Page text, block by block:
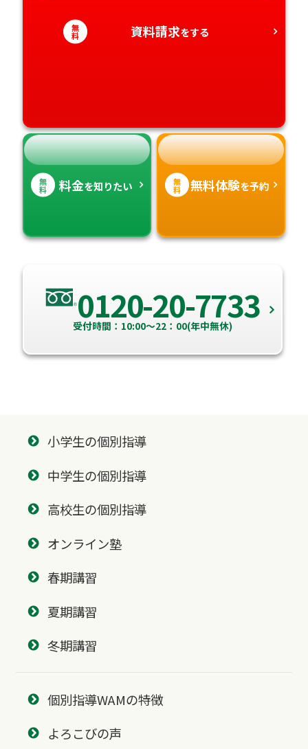
愛知県
香川県
宮崎県
無
料 資料請求をする
無
料 料金を知りたい 無
料 無料体験を予約
0120-20-7733
受付時間：10:00～22：00(年中無休)
小学生の個別指導
中学生の個別指導
高校生の個別指導
オンライン塾
春期講習
夏期講習
冬期講習
個別指導WAMの特徴
よろこびの声